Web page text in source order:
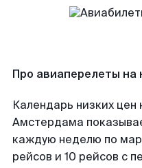
Про авиаперелеты на
Календарь низких цен
Амстердама
каждую неделю по
рейсов и 10 рейсов с